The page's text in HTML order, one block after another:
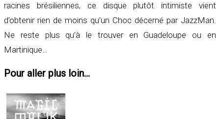
racines brésiliennes, ce disque plutôt intimiste vient
d’obtenir rien de moins qu’un Choc décerné par JazzMan.
Ne reste plus qu’à le trouver en Guadeloupe ou en
Martinique…
Pour aller plus loin...